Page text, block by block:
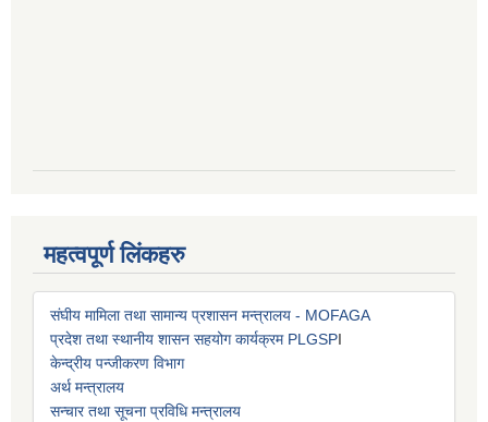
महत्वपूर्ण लिंकहरु
संघीय मामिला तथा सामान्य प्रशासन मन्त्रालय - MOFAGA
प्रदेश तथा स्थानीय शासन सहयोग कार्यक्रम PLGSPI
केन्द्रीय पन्जीकरण विभाग
अर्थ मन्त्रालय
सन्चार तथा सूचना प्रविधि मन्त्रालय